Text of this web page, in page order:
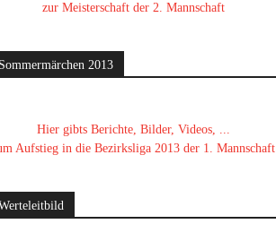
zur Meisterschaft der 2. Mannschaft
2013
Hier gibts Berichte, Bilder, Videos, ...
Aufstieg in die Bezirksliga 2013 der 1. Mannschaft